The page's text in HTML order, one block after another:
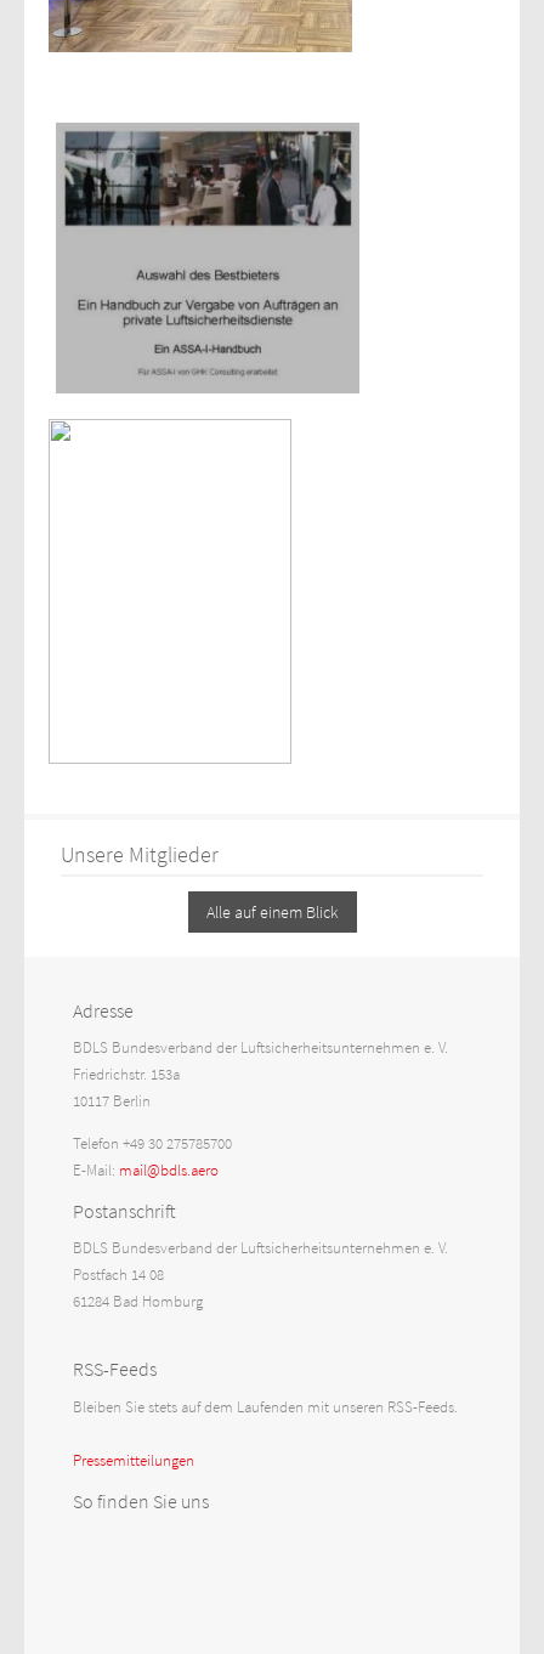
Unsere Mitglieder
Alle auf einem Blick
Adresse
BDLS Bundesverband der Luftsicherheitsunternehmen e. V.
Friedrichstr. 153a
10117 Berlin
Telefon +49 30 275785700
E-Mail: mail@bdls.aero
Postanschrift
BDLS Bundesverband der Luftsicherheitsunternehmen e. V.
Postfach 14 08
61284 Bad Homburg
RSS-Feeds
Bleiben Sie stets auf dem Laufenden mit unseren RSS-Feeds.
Pressemitteilungen
So finden Sie uns